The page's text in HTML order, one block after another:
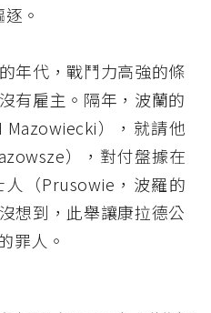
。
年代，戰鬥力高強的條
有雇主。隔年，波蘭的
），就請他
），對付盤據在
（Prusowie，波羅的
想到，此舉讓康拉德公
罪人。